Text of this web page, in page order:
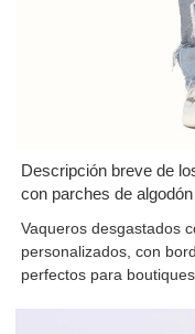
Descripción breve de
con parches de
Vaqueros desgastados
personalizados, con
perfectos para